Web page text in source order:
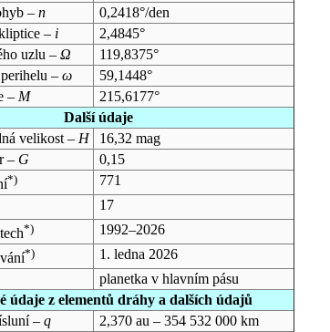
– n
0,2418°/den
– i
2,4845°
uzlu – Ω
119,8375°
– ω
59,1448°
– M
215,6177°
Další údaje
velikost – H
16,32 mag
– G
0,15
*)
771
17
*)
1992–2026
*)
1. ledna 2026
planetka v hlavním pásu
údaje z elementů dráhy a dalších údajů
– q
2,370 au – 354 532 000 km